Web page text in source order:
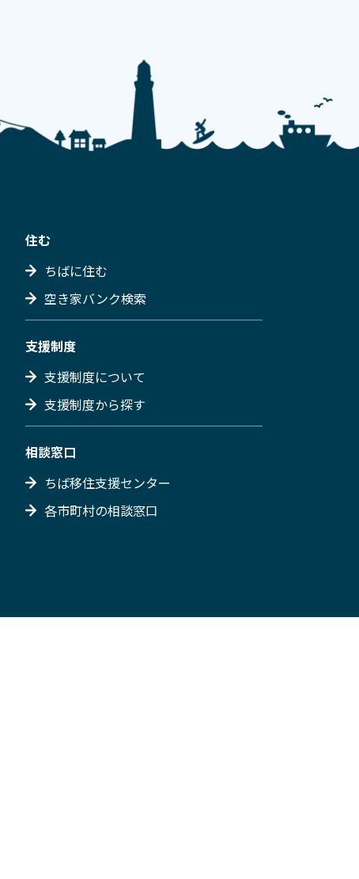
住む
ちばに住む
空き家バンク検索
支援制度
支援制度について
支援制度から探す
相談窓口
ちば移住支援センター
各市町村の相談窓口